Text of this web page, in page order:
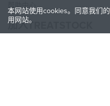
帮助中心
加入TREATSTOCK
本网站使用cookies。同意我们的
用网站。